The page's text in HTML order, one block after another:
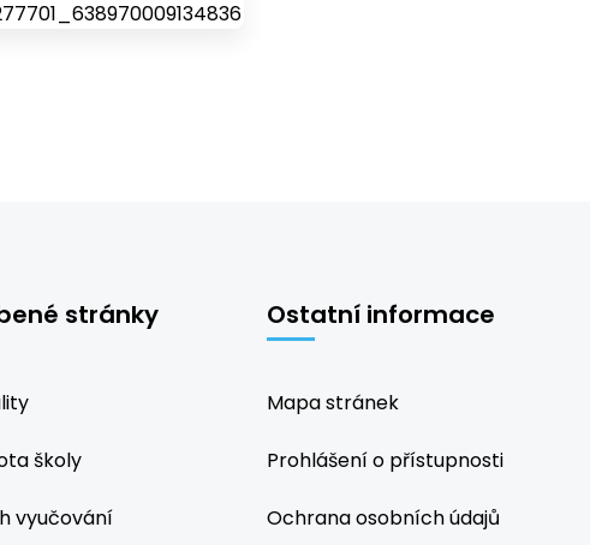
stránky
školy
vyučování
Ostatní informace
Mapa stránek
Prohlášení o přístupnosti
Ochrana osobních údajů